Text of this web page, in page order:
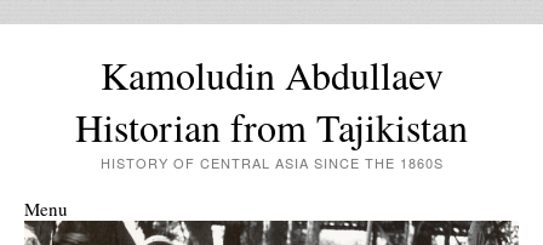
Kamoludin Abdullaev
Historian from Tajikistan
HISTORY OF CENTRAL ASIA SINCE THE 1860S
Menu
Skip to content